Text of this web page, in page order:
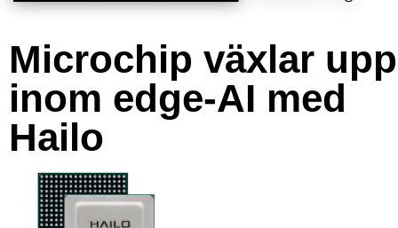
Microchip växlar upp
inom edge-AI med
Hailo